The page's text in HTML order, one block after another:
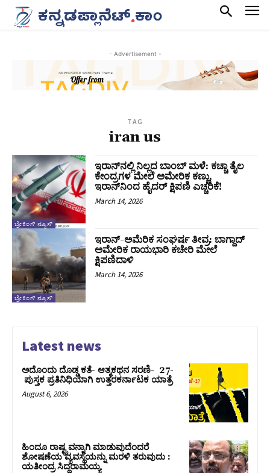
- Advertisement -
TAG
iran us
ಬ್ರೇಕಿಂಗ್ ನ್ಯೂಸ್
ಇರಾನ್‌ನಲ್ಲಿ ನಿಲ್ಲದ ಬಾಂಬ್ ಮಳೆ: ಕಚ್ಚಾ ತೈಲ
ಕೇಂದ್ರಗಳ ಮೇಲೆ ಅಮೇರಿಕ ಕಣ್ಣು,
ಇರಾನ್‌ನಿಂದ ಹೈದರ್ ಕ್ಷಿಪಣಿ ಎಚ್ಚರಿಕೆ!
March 14, 2026
ಬ್ರೇಕಿಂಗ್ ನ್ಯೂಸ್
ಇರಾನ್-ಅಮೆರಿಕ ಸಂಘರ್ಷ ತೀವ್ರ: ಬಾಗ್ದಾದ್
ಅಮೇರಿಕ ರಾಯಭಾರಿ ಕಚೇರಿ ಮೇಲೆ
ಕ್ಷಿಪಣಿದಾಳಿ
March 14, 2026
Latest news
ಅದೊಂದು ದೊಡ್ಡ ಕತೆ- ಆತ್ಮಕಥನ ಸರಣಿ- 27-
ಪುಸ್ತಕ ಪ್ರತಿನಿಧಿಯಾಗಿ ಉತ್ತರಕರ್ನಾಟಕ ಯಾತ್ರೆ
August 6, 2026
ಹಿಂದೂ ರಾಷ್ಟ್ರವನ್ನಾಗಿ ಮಾಡುವುದೆಂದರೆ
ಶೋಷಣೆಯ ವ್ಯವಸ್ಥೆಯನ್ನು ಮರಳಿ ತರುವುದು :
ಯತೀಂದ್ರ ಸಿದ್ದರಾಮಯ್ಯ